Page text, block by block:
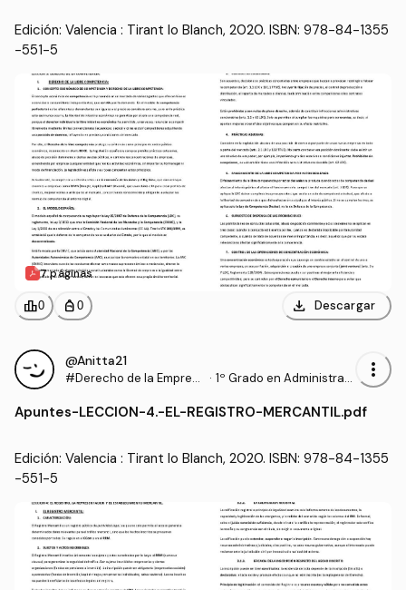
Edición: Valencia : Tirant lo Blanch, 2020. ISBN: 978-84-1355
-551-5
7 páginas
leaderboard0 personal_bag 0 download Descargar
@Anitta21
#Derecho de la Empres
· 1º Grado en Administraci
sas (UA)
more_vert
Apuntes-LECCION-4.-EL-REGISTRO-MERCANTIL.pdf
Edición: Valencia : Tirant lo Blanch, 2020. ISBN: 978-84-1355
-551-5